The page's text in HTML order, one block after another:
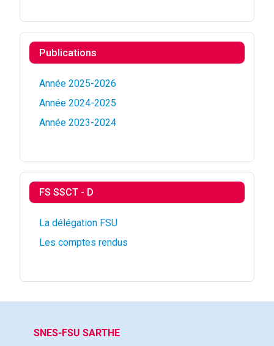
Publications
Année 2025-2026
Année 2024-2025
Année 2023-2024
FS SSCT - D
La délégation FSU
Les comptes rendus
SNES-FSU SARTHE